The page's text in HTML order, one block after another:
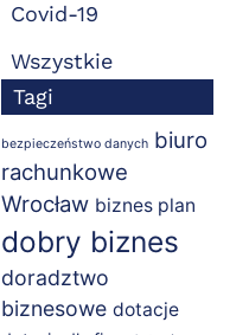
Covid-19
Wszystkie
Tagi
bezpieczeństwo danych biuro
rachunkowe
Wrocław biznes plan
dobry biznes
doradztwo
biznesowe dotacje